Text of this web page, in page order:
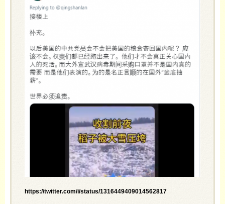
https://twitter.com/i/status/1316449409014562817